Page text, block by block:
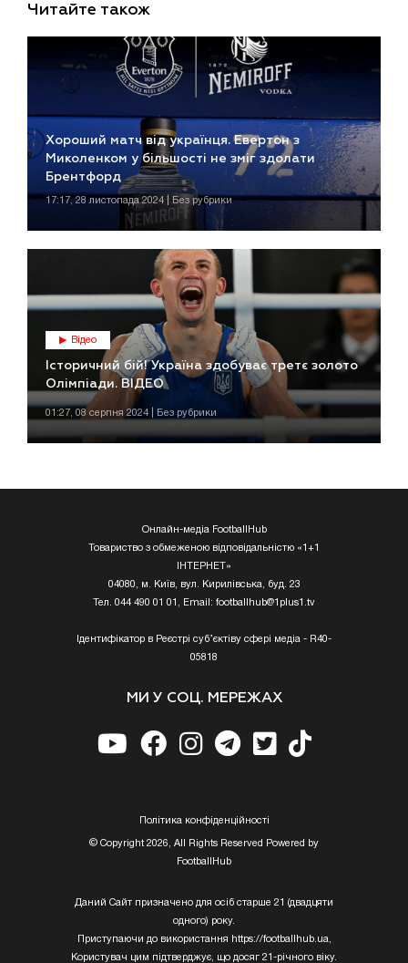
Читайте також
Хороший матч від українця. Евертон з
Миколенком у більшості не зміг здолати
Брентфорд
17:17, 28 листопада 2024 | Без рубрики
Відео
Історичний бій! Україна здобуває третє золото
Олімпіади. ВІДЕО
01:27, 08 серпня 2024 | Без рубрики
Онлайн-медіа FootballHub
Товариство з обмеженою відповідальністю «1+1
ІНТЕРНЕТ»
04080, м. Київ, вул. Кирилівська, буд. 23
Тел. 044 490 01 01, Email: footballhub@1plus1.tv
Ідентифікатор в Реєстрі суб’єктіву сфері медіа - R40-
05818
МИ У СОЦ. МЕРЕЖАХ
Полiтика конфiденцiйностi
© Copyright 2026, All Rights Reserved Powered by
FootballHub
Даний Сайт призначено для осіб старше 21 (двадцяти
одного) року.
Приступаючи до використання https://footballhub.ua,
Користувач цим підтверджує, що досяг 21-річного віку.